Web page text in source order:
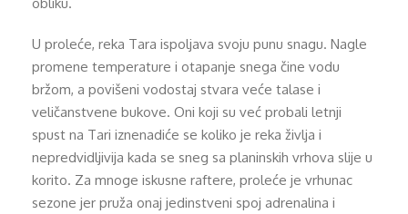
U proleće, reka Tara ispoljava svoju punu snagu. Nagle
promene temperature i otapanje snega čine vodu
bržom, a povišeni vodostaj stvara veće talase i
veličanstvene bukove. Oni koji su već probali letnji
spust na Tari iznenadiće se koliko je reka življa i
nepredvidljivija kada se sneg sa planinskih vrhova slije u
korito. Za mnoge iskusne raftere, proleće je vrhunac
sezone jer pruža onaj jedinstveni spoj adrenalina i